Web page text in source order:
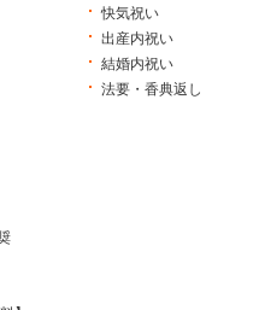
快気祝い
出産内祝い
結婚内祝い
法要・香典返し